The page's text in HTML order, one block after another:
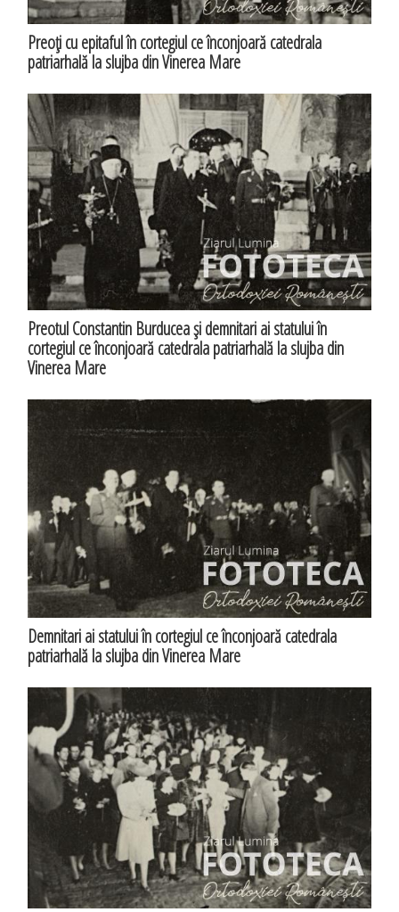
Preoţi cu epitaful în cortegiul ce înconjoară catedrala
patriarhală la slujba din Vinerea Mare
Preotul Constantin Burducea şi demnitari ai statului în
cortegiul ce înconjoară catedrala patriarhală la slujba din
Vinerea Mare
Demnitari ai statului în cortegiul ce înconjoară catedrala
patriarhală la slujba din Vinerea Mare